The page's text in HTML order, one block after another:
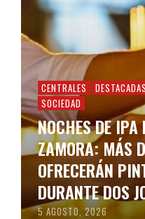
CENTRALES DESTACADAS
SOCIEDAD
NOCHES DE IPA
ZAMORA: MÁS
OFRECERÁN
DURANTE DOS
5 AGOSTO, 2026